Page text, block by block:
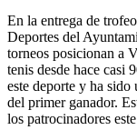
En la entrega de
Deportes del
torneos posicionan a
tenis desde hace casi
este deporte y ha
del primer ganador.
los patrocinadores